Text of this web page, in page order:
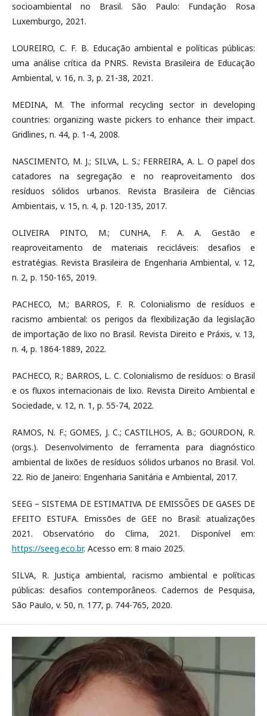
socioambiental no Brasil. São Paulo: Fundação Rosa
Luxemburgo, 2021.
LOUREIRO, C. F. B. Educação ambiental e políticas públicas:
uma análise crítica da PNRS. Revista Brasileira de Educação
Ambiental, v. 16, n. 3, p. 21-38, 2021.
MEDINA, M. The informal recycling sector in developing
countries: organizing waste pickers to enhance their impact.
Gridlines, n. 44, p. 1-4, 2008.
NASCIMENTO, M. J.; SILVA, L. S.; FERREIRA, A. L. O papel dos
catadores na segregação e no reaproveitamento dos
resíduos sólidos urbanos. Revista Brasileira de Ciências
Ambientais, v. 15, n. 4, p. 120-135, 2017.
OLIVEIRA PINTO, M.; CUNHA, F. A. A. Gestão e
reaproveitamento de materiais recicláveis: desafios e
estratégias. Revista Brasileira de Engenharia Ambiental, v. 12,
n. 2, p. 150-165, 2019.
PACHECO, M.; BARROS, F. R. Colonialismo de resíduos e
racismo ambiental: os perigos da flexibilização da legislação
de importação de lixo no Brasil. Revista Direito e Práxis, v. 13,
n. 4, p. 1864-1889, 2022.
PACHECO, R.; BARROS, L. C. Colonialismo de resíduos: o Brasil
e os fluxos internacionais de lixo. Revista Direito Ambiental e
Sociedade, v. 12, n. 1, p. 55-74, 2022.
RAMOS, N. F.; GOMES, J. C.; CASTILHOS, A. B.; GOURDON, R.
(orgs.). Desenvolvimento de ferramenta para diagnóstico
ambiental de lixões de resíduos sólidos urbanos no Brasil. Vol.
22. Rio de Janeiro: Engenharia Sanitária e Ambiental, 2017.
SEEG – SISTEMA DE ESTIMATIVA DE EMISSÕES DE GASES DE
EFEITO ESTUFA. Emissões de GEE no Brasil: atualizações
2021. Observatório do Clima, 2021. Disponível em:
https://seeg.eco.br. Acesso em: 8 maio 2025.
SILVA, R. Justiça ambiental, racismo ambiental e políticas
públicas: desafios contemporâneos. Cadernos de Pesquisa,
São Paulo, v. 50, n. 177, p. 744-765, 2020.